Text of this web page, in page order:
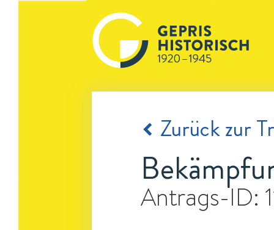
Zurück zur
Antrags-ID: